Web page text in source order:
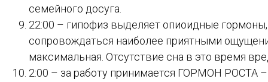
семейного досуга.
22:00 – гипофиз выделяет опиоидные
сопровождаться наиболее приятными
максимальная. Отсутствие сна в это время
2:00 – за работу принимается ГОРМОН РОСТА